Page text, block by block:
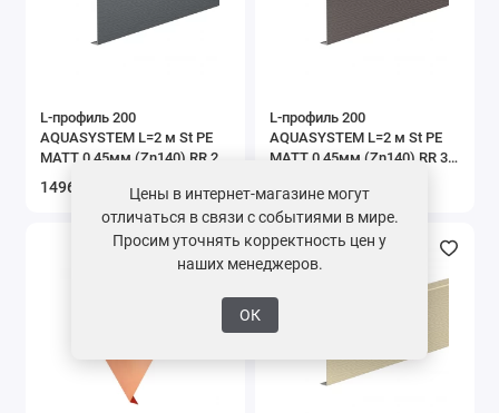
L-профиль 200
AQUASYSTEM L=2 м St PE
MATT 0,45мм (Zn140) RR 23
1496 ₽ / шт.
L-профиль 200
AQUASYSTEM L=2 м St PE
MATT 0,45мм (Zn140) RR 32
1496 ₽ / шт.
Цены в интернет-магазине могут
отличаться в связи с событиями в мире.
Просим уточнять корректность цен у
наших менеджеров.
ОК